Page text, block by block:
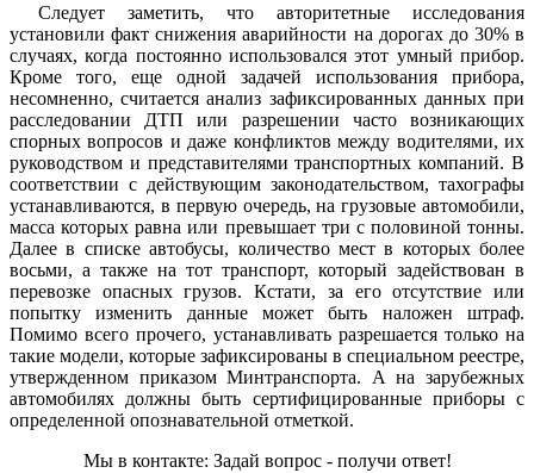
Следует заметить, что авторитетные исследования
установили факт снижения аварийности на дорогах до 30% в
случаях, когда постоянно использовался этот умный прибор.
Кроме того, еще одной задачей использования прибора,
несомненно, считается анализ зафиксированных данных при
расследовании ДТП или разрешении часто возникающих
спорных вопросов и даже конфликтов между водителями, их
руководством и представителями транспортных компаний. В
соответствии с действующим законодательством, тахографы
устанавливаются, в первую очередь, на грузовые автомобили,
масса которых равна или превышает три с половиной тонны.
Далее в списке автобусы, количество мест в которых более
восьми, а также на тот транспорт, который задействован в
перевозке опасных грузов. Кстати, за его отсутствие или
попытку изменить данные может быть наложен штраф.
Помимо всего прочего, устанавливать разрешается только на
такие модели, которые зафиксированы в специальном реестре,
утвержденном приказом Минтранспорта. А на зарубежных
автомобилях должны быть сертифицированные приборы с
определенной опознавательной отметкой.
Мы в контакте: Задай вопрос - получи ответ!